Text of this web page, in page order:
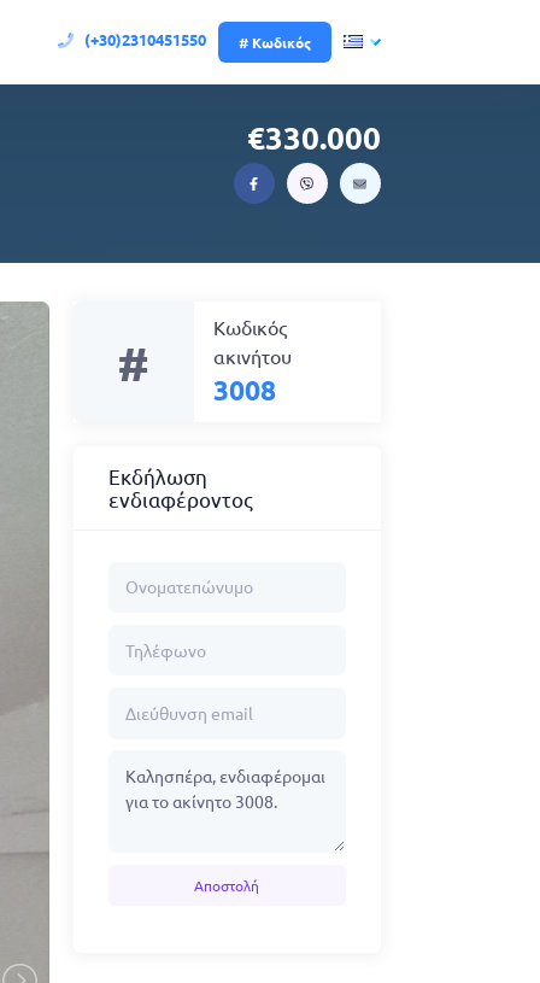
(+30)2310451550 # Κωδικός
330.000
#
Κωδικός
ακινήτου
3008
Εκδήλωση
ενδιαφέροντος
Αποστολή